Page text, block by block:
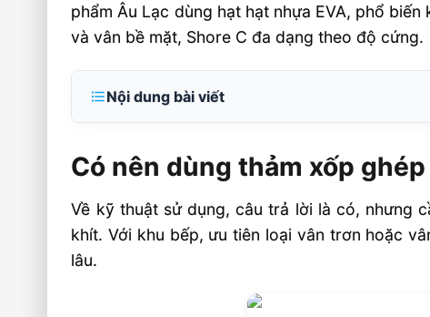
phẩm Âu Lạc dùng hạt hạt nhựa EVA, phổ
và vân bề mặt, Shore C đa dạng theo độ cứng.
Nội dung bài viết
sinh hoạt chung?
sinh hoạt
Thảm ghép EVA có phù hợp với khu bếp
Ưu điểm thực tế khi dùng thảm xốp ghép sàn
Có nên dùng thảm xốp
Về kỹ thuật sử dụng, câu trả lời là có, nhưng
khít. Với khu bếp, ưu tiên loại vân trơn hoặc
lâu.